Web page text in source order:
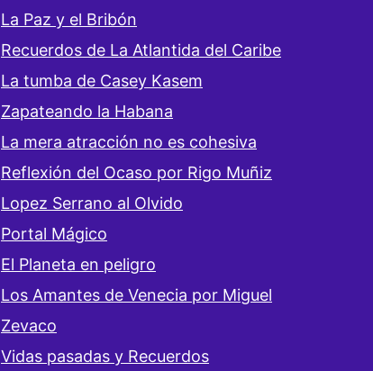
La Paz y el Bribón
Recuerdos de La Atlantida del Caribe
La tumba de Casey Kasem
Zapateando la Habana
La mera atracción no es cohesiva
Reflexión del Ocaso por Rigo Muñiz
Lopez Serrano al Olvido
Portal Mágico
El Planeta en peligro
Los Amantes de Venecia por Miguel
Zevaco
Vidas pasadas y Recuerdos